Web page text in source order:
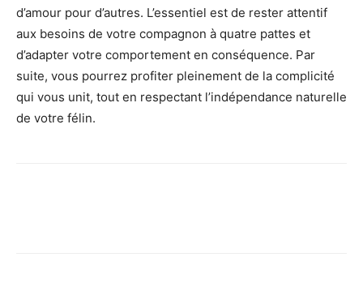
d’amour pour d’autres. L’essentiel est de rester attentif
aux besoins de votre compagnon à quatre pattes et
d’adapter votre comportement en conséquence. Par
suite, vous pourrez profiter pleinement de la complicité
qui vous unit, tout en respectant l’indépendance naturelle
de votre félin.